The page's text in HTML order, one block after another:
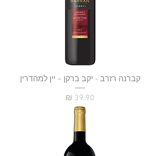
קברנה רזרב - יקב ברקן – יין למהדרין
מחיר